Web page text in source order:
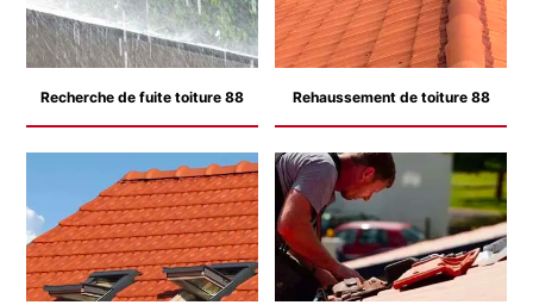
Recherche de fuite toiture 88 Rehaussement de toiture 88